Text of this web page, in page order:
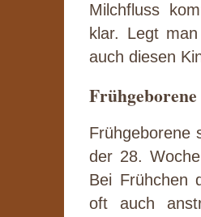
Milchfluss
klar. Legt
auch diesen
Frühgeborene
der 28.
Bei Frühchen
oft auch